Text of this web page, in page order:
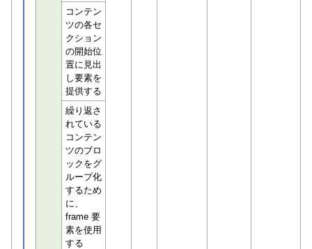
コンテン
ツの各セ
クション
の開始位
置に見出
し要素を
提供する
繰り返さ
れている
コンテン
ツのブロ
ックをグ
ループ化
するため
に、
frame 要
素を使用
する